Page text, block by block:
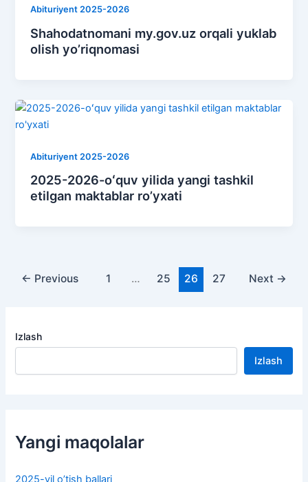
Abituriyent 2025-2026
Shahodatnomani my.gov.uz orqali yuklab
olish yo’riqnomasi
Abituriyent 2025-2026
2025-2026-oʻquv yilida yangi tashkil
etilgan maktablar ro’yxati
← Previous 1 … 25 26 27 Next →
Izlash
Izlash
Yangi maqolalar
2025-yil o’tish ballari